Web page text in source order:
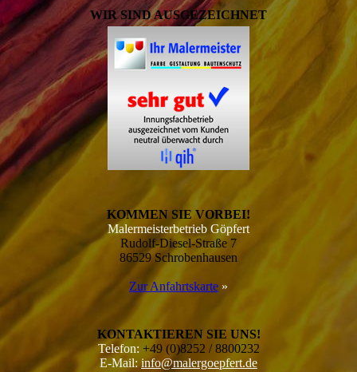
WIR SIND AUSGEZEICHNET
KOMMEN SIE VORBEI!
Malermeisterbetrieb Göpfert
Rudolf-Diesel-Straße 7
86529 Schrobenhausen
Zur Anfahrtskarte »
KONTAKTIEREN SIE UNS!
Telefon: +49 (0)8252 / 8800232
E-Mail:info@malergoepfert.de